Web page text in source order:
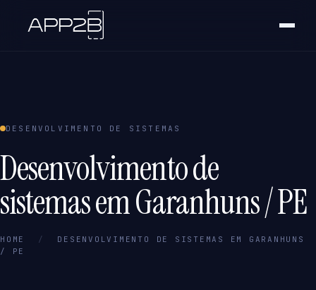
DESENVOLVIMENTO DE SISTEMAS
Desenvolvimento de
sistemas em Garanhuns / PE
HOME /
DESENVOLVIMENTO DE SISTEMAS EM GARANHUNS
/ PE